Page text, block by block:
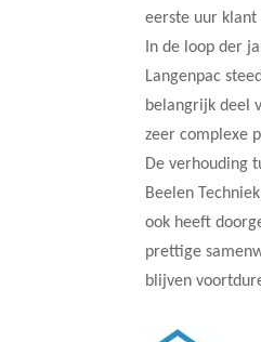
eerste uur klant
In de loop der
Langenpac
belangrijk deel
zeer complexe
De verhouding
Beelen
ook heeft
prettige
blijven